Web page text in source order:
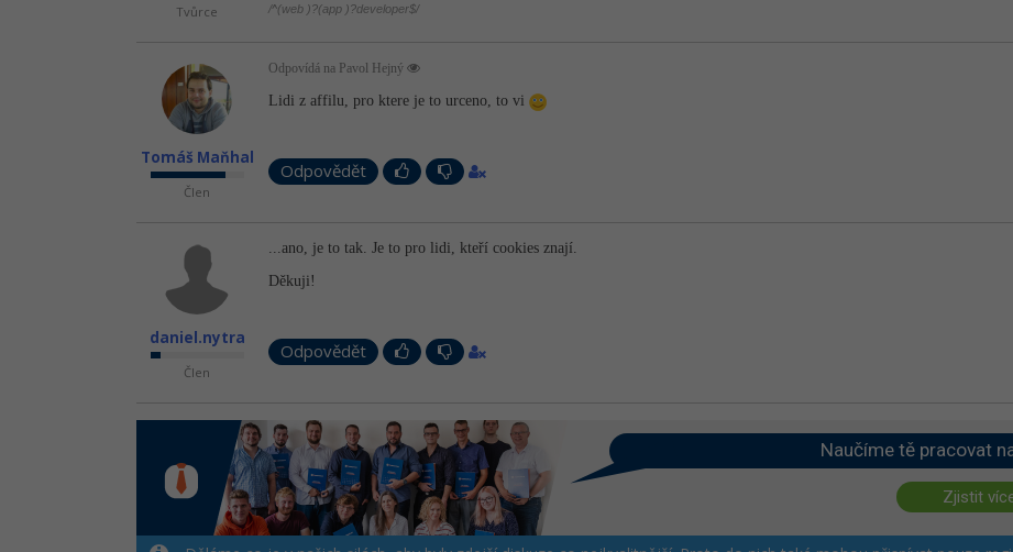
Tvůrce /^(web )?(app )?developer$/
Tomáš Maňhal
Člen
Odpovídá na Pavol Hejný
Lidi z affilu, pro ktere je to urceno, to vi
Odpovědět
daniel.nytra
Člen
...ano, je to tak. Je to pro lidi, kteří cookies znají.
Děkuji!
Odpovědět
Naučíme tě pracovat
Zjistit